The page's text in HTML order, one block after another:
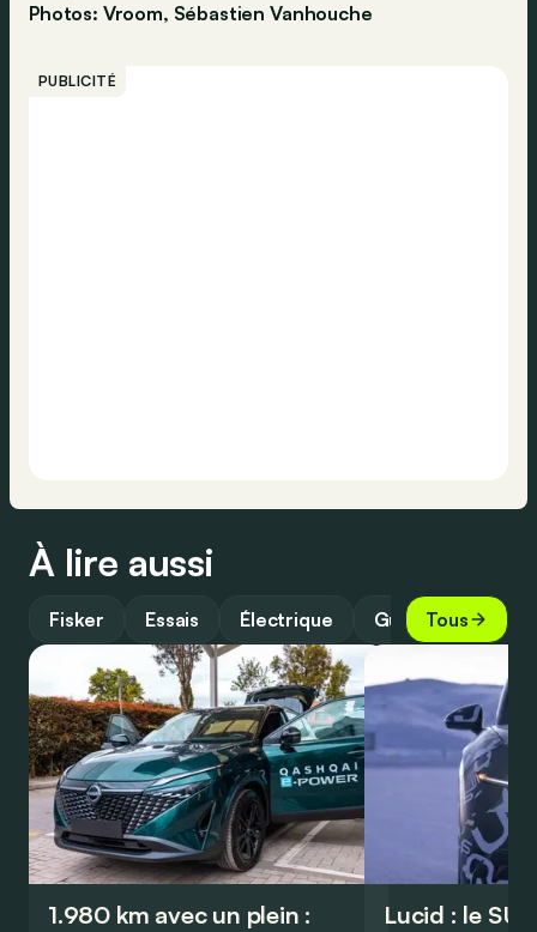
Photos: Vroom, Sébastien Vanhouche
PUBLICITÉ
À lire aussi
Fisker Essais Électrique GuideTous
1.980 km avec un plein :
Lucid : le